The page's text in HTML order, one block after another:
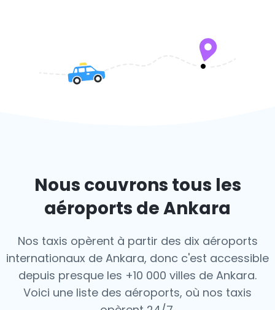
Nous couvrons tous les
aéroports de Ankara
Nos taxis opèrent à partir des dix aéroports
internationaux de Ankara, donc c'est accessible
depuis presque les +10 000 villes de Ankara.
Voici une liste des aéroports, où nos taxis